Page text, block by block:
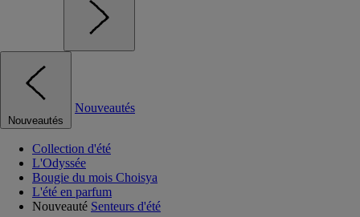
Nouveautés
Nouveautés
Collection d'été
L'Odyssée
Bougie du mois Choisya
L'été en parfum
Nouveauté Senteurs d'été